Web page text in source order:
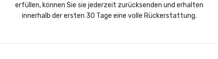
erfüllen, können Sie sie jederzeit zurücksenden und erhalten
innerhalb der ersten 30 Tage eine volle Rückerstattung.